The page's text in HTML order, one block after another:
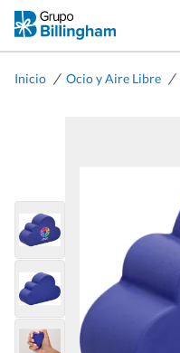
Inicio / Ocio y Aire Libre /